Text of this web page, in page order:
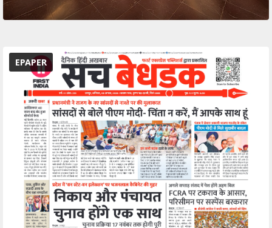
EPAPER